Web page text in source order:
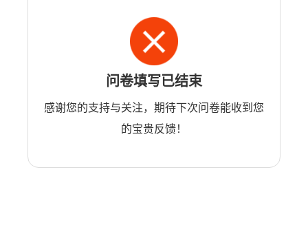
问卷填写已结束
感谢您的支持与关注，期待下次问卷能收到您
的宝贵反馈！